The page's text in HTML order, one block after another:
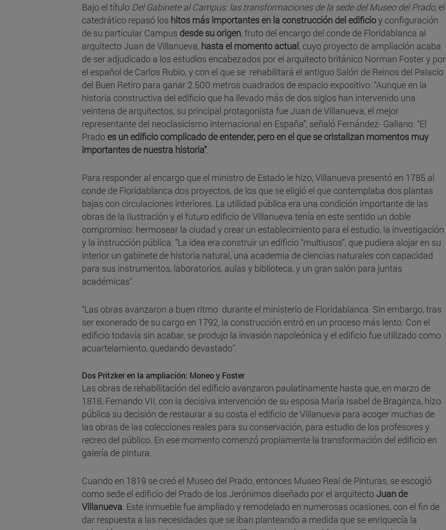
Bajo el título Del Gabinete al Campus: las transformaciones de la sede del Museo del Prado, el
catedrático repasó los hitos más importantes en la construcción del edificioy configuración
de su particular Campus desde su origen, fruto del encargo del conde de Floridablanca al
arquitecto Juan de Villanueva, hasta el momento actual, cuyo proyecto de ampliación acaba
de ser adjudicado a los estudios encabezados por el arquitecto británico Norman Foster y por
el español de Carlos Rubio, y con el que se rehabilitará el antiguo Salón de Reinos del Palacio
del Buen Retiro para ganar 2.500 metros cuadrados de espacio expositivo. “Aunque en la
historia constructiva del edificio que ha llevado más de dos siglos han intervenido una
veintena de arquitectos, su principal protagonista fue Juan de Villanueva, el mejor
representante del neoclasicismo internacional en España”, señaló Fernández- Galiano. “El
Prado es un edificio complicado de entender, pero en el que se cristalizan momentos muy
importantes de nuestra historia”.
Para responder al encargo que el ministro de Estado le hizo, Villanueva presentó en 1785 al
conde de Floridablanca dos proyectos, de los que se eligió el que contemplaba dos plantas
bajas con circulaciones interiores. La utilidad pública era una condición importante de las
obras de la Ilustración y el futuro edificio de Villanueva tenía en este sentido un doble
compromiso: hermosear la ciudad y crear un establecimiento para el estudio, la investigación
y la instrucción pública. ”La idea era construir un edificio “multiusos”, que pudiera alojar en su
interior un gabinete de historia natural, una academia de ciencias naturales con capacidad
para sus instrumentos, laboratorios, aulas y biblioteca, y un gran salón para juntas
académicas”.
“Las obras avanzaron a buen ritmo durante el ministerio de Floridablanca. Sin embargo, tras
ser exonerado de su cargo en 1792, la construcción entró en un proceso más lento. Con el
edificio todavía sin acabar, se produjo la invasión napoleónica y el edificio fue utilizado como
acuartelamiento, quedando devastado”.
Dos Pritzker en la ampliación: Moneo y Foster
Las obras de rehabilitación del edificio avanzaron paulatinamente hasta que, en marzo de
1818, Fernando VII, con la decisiva intervención de su esposa María Isabel de Braganza, hizo
pública su decisión de restaurar a su costa el edificio de Villanueva para acoger muchas de
las obras de las colecciones reales para su conservación, para estudio de los profesores y
recreo del público. En ese momento comenzó propiamente la transformación del edificio en
galería de pintura.
Cuando en 1819 se creó el Museo del Prado, entonces Museo Real de Pinturas, se escogió
como sede el edificio del Prado de los Jerónimos diseñado por el arquitecto Juan de
Villanueva. Este inmueble fue ampliado y remodelado en numerosas ocasiones, con el fin de
dar respuesta a las necesidades que se iban planteando a medida que se enriquecía la